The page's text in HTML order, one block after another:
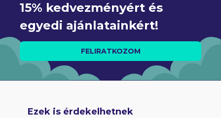
15% kedvezményért és
egyedi ajánlatainkért!
FELIRATKOZOM
Ezek is érdekelhetnek